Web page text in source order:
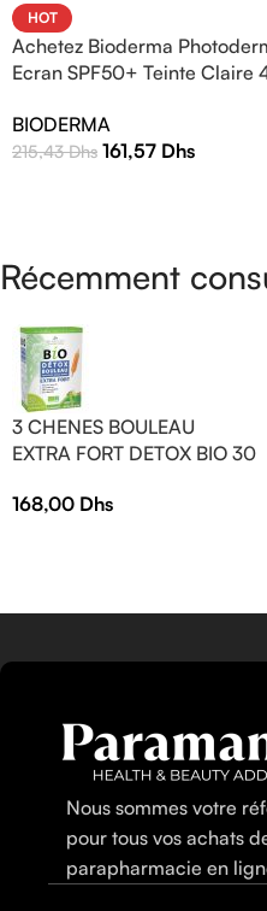
HOT
Achetez Bioderma
Ecran SPF50+ Teinte Claire
Efficacité
BIODERMA
215,43Dhs 161,57 Dhs
Récemment
3 CHENES BOULEAU
EXTRA FORT DETOX BIO 30
168,00 Dhs
Nous sommes votre
pour tous vos achats
parapharmacie en